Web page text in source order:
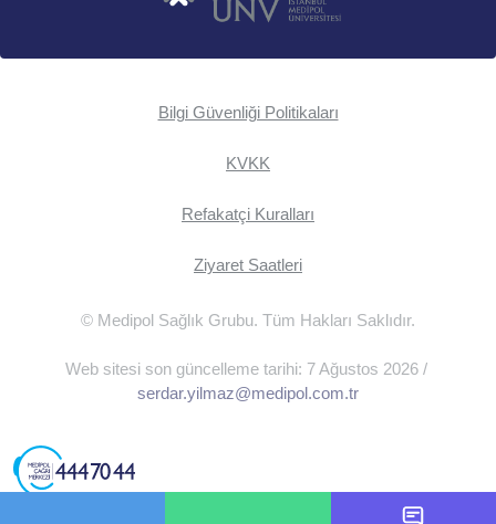
Bilgi Güvenliği Politikaları
KVKK
Refakatçi Kuralları
Ziyaret Saatleri
© Medipol Sağlık Grubu. Tüm Hakları Saklıdır.
Web sitesi son güncelleme tarihi: 7 Ağustos 2026 /
serdar.yilmaz@medipol.com.tr